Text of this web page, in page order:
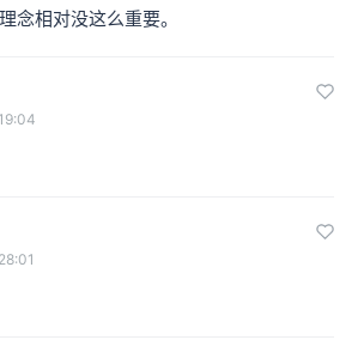
念相对没这么重要。